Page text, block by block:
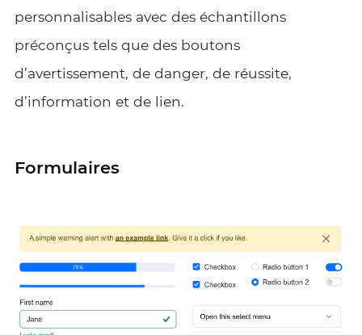
personnalisables avec des échantillons
préconçus tels que des boutons
d’avertissement, de danger, de réussite,
d’information et de lien.
Formulaires